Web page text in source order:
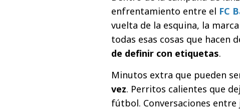
enfrentamiento entre el FC
vuelta de la esquina, la
todas esas cosas que hacen
de definir con etiquetas.
Minutos extra que pueden
vez. Perritos calientes que
fútbol. Conversaciones